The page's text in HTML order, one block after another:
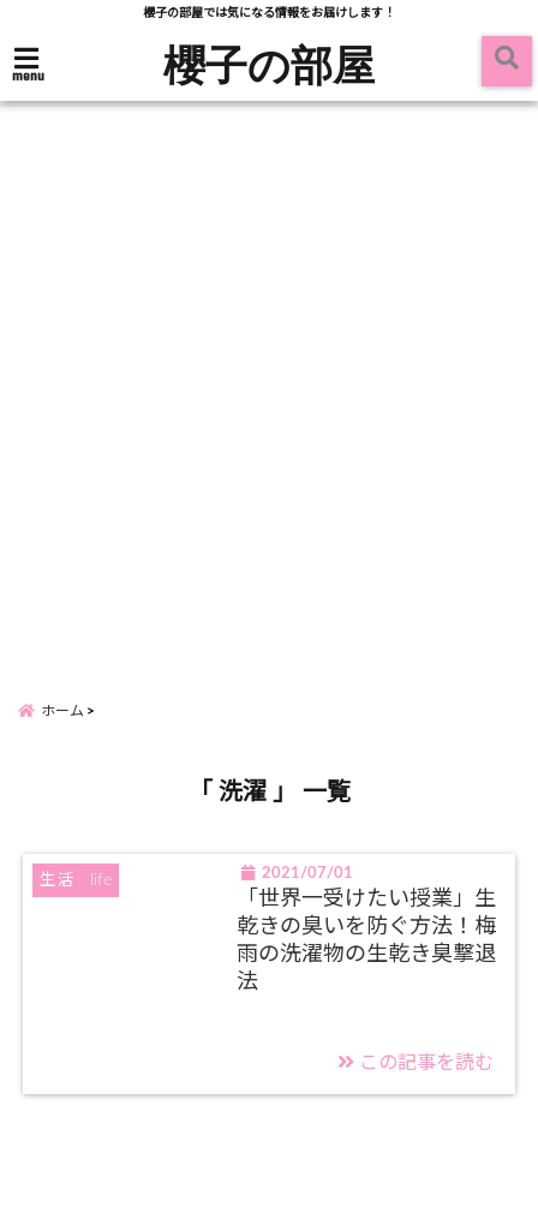
櫻子の部屋では気になる情報をお届けします！
menu 櫻子の部屋
ホーム
「 洗濯 」 一覧
生活 life 2021/07/01
「世界一受けたい授業」生
乾きの臭いを防ぐ方法！梅
雨の洗濯物の生乾き臭撃退
法
この記事を読む